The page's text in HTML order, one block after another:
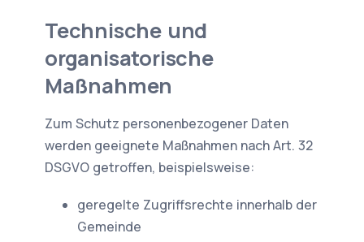
Technische und
organisatorische
Maßnahmen
Zum Schutz personenbezogener Daten
werden geeignete Maßnahmen nach Art. 32
DSGVO getroffen, beispielsweise:
geregelte Zugriffsrechte innerhalb der
Gemeinde